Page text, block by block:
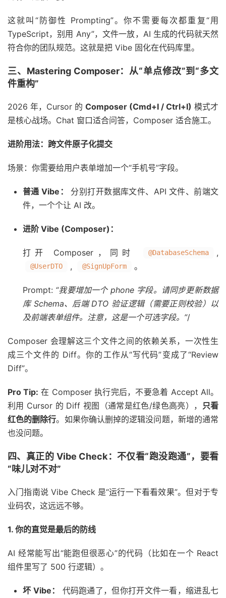
这就叫“防御性 Prompting”。你不需要每次都重复“用
TypeScript，别用 Any”，文件一放，AI 生成的代码就天然
符合你的团队规范。这就是把 Vibe 固化在代码库里。
三、Mastering Composer：从“单点修改”到“多文
件重构”
2026 年，Cursor 的 Composer (Cmd+I / Ctrl+I) 模式才
是核心战场。Chat 窗口适合问答，Composer 适合施工。
进阶用法：跨文件原子化提交
场景：你需要给用户表单增加一个“手机号”字段。
普通 Vibe：
分别打开数据库文件、API 文件、前端文
件，一个个让 AI 改。
进阶 Vibe (Composer)：
打开 Composer，同时 @DatabaseSchema ,
@UserDTO , @SignUpForm 。
Prompt: “我要增加一个 phone 字段。请同步更新数据
库 Schema、后端 DTO 验证逻辑（需要正则校验）以
及前端表单组件。注意，这是一个可选字段。”/
Composer 会理解这三个文件之间的依赖关系，一次性生
成三个文件的 Diff。你的工作从“写代码”变成了“Review
Diff”。
Pro Tip: 在 Composer 执行完后，不要急着 Accept All。
利用 Cursor 的 Diff 视图（通常是红色/绿色高亮），
只看
红色的删除行。如果你确认删掉的逻辑没问题，新增的通常
也没问题。
四、真正的 Vibe Check：不仅看“跑没跑通”，要看
“味儿对不对”
入门指南说 Vibe Check 是“运行一下看看效果”。但对于专
业码农，这远远不够。
1. 你的直觉是最后的防线
AI 经常能写出“能跑但很恶心”的代码（比如在一个 React
组件里写了 500 行逻辑）。
坏 Vibe：
代码跑通了，但你打开文件一看，缩进乱七